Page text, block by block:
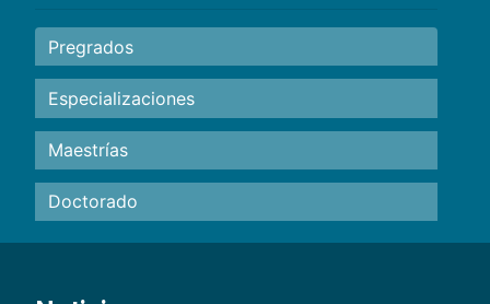
Pregrados
Especializaciones
Maestrías
Doctorado